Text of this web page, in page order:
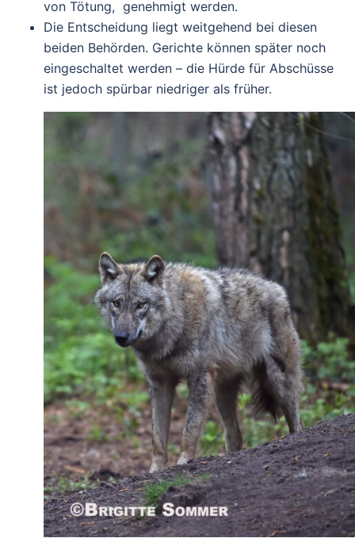
von Tötung, genehmigt werden.
Die Entscheidung liegt weitgehend bei diesen
beiden Behörden. Gerichte können später noch
eingeschaltet werden – die Hürde für Abschüsse
ist jedoch spürbar niedriger als früher.